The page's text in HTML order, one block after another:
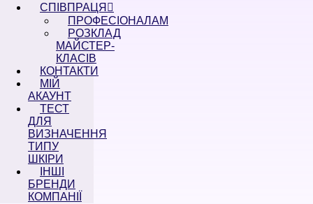
СПІВПРАЦЯ
ПРОФЕСІОНАЛАМ
РОЗКЛАД
МАЙСТЕР-
КЛАСІВ
КОНТАКТИ
МІЙ
АКАУНТ
ТЕСТ
ДЛЯ
ВИЗНАЧЕННЯ
ТИПУ
ШКІРИ
ІНШІ
БРЕНДИ
КОМПАНІЇ